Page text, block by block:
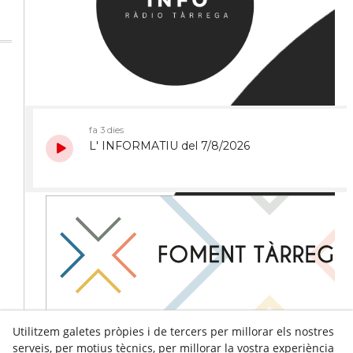
Utilitzem galetes pròpies i de tercers per millorar els nostres
serveis, per motius tècnics, per millorar la vostra experiència